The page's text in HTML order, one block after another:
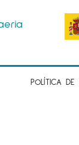
POLÍTICA DE